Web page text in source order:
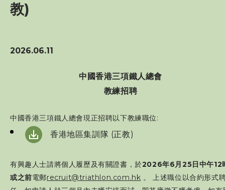
工作人員
聯絡我們
教)
2026.06.11
中國香港三項鐵人總會
教練招聘
中國香港三項鐵人總會現正招聘以下教練職位:
香港地區集訓隊 (正教)
有興趣人士請將個人履歷及有關證書，於2026年6月25日中午12
或之前電郵recruit@triathlon.com.hk 。 上述職位以合約形式